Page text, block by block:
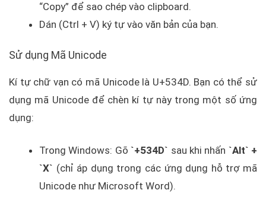
“Copy” để sao chép vào clipboard.
Dán (Ctrl + V) ký tự vào văn bản của bạn.
Sử dụng Mã Unicode
Kí tự chữ vạn có mã Unicode là U+534D. Bạn có thể sử
dụng mã Unicode để chèn kí tự này trong một số ứng
dụng:
Trong Windows: Gõ`+534D` sau khi nhấn `Alt` +
`X` (chỉ áp dụng trong các ứng dụng hỗ trợ mã
Unicode như Microsoft Word).